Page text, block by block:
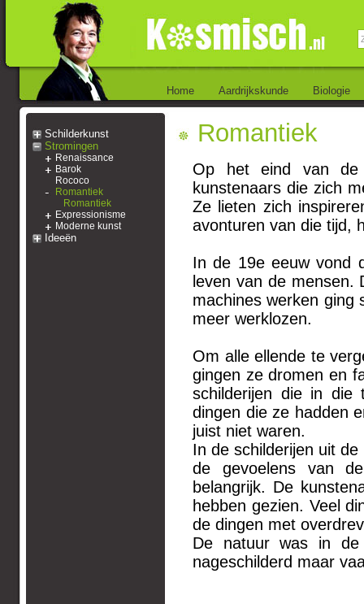
Home Aardrijkskunde Biologie
Schilderkunst
Stromingen
Renaissance
Barok
Rococo
Romantiek
Romantiek
Expressionisme
Moderne kunst
Ideeën
Romantiek
Op het eind van de
kunstenaars die zich
Ze lieten zich
avonturen van die tijd,
In de 19e eeuw vond
leven van de mensen.
machines werken ging
meer werklozen.
Om alle ellende te
gingen ze dromen en
schilderijen die in die
dingen die ze hadden
juist niet waren.
In de schilderijen uit
de gevoelens van
belangrijk. De
hebben gezien. Veel
de dingen met
De natuur was in de
nageschilderd maar